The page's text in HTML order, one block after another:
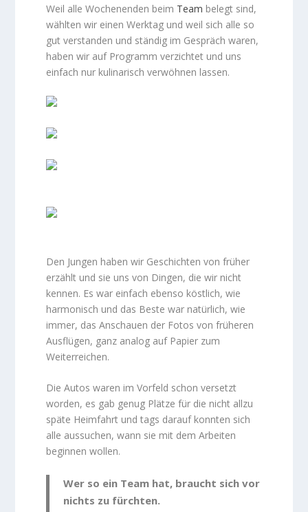
Weil alle Wochenenden beim Team belegt sind,
wählten wir einen Werktag und weil sich alle so
gut verstanden und ständig im Gespräch waren,
haben wir auf Programm verzichtet und uns
einfach nur kulinarisch verwöhnen lassen.
Den Jungen haben wir Geschichten von früher
erzählt und sie uns von Dingen, die wir nicht
kennen. Es war einfach ebenso köstlich, wie
harmonisch und das Beste war natürlich, wie
immer, das Anschauen der Fotos von früheren
Ausflügen, ganz analog auf Papier zum
Weiterreichen.
Die Autos waren im Vorfeld schon versetzt
worden, es gab genug Plätze für die nicht allzu
späte Heimfahrt und tags darauf konnten sich
alle aussuchen, wann sie mit dem Arbeiten
beginnen wollen.
Wer so ein Team hat, braucht sich vor
nichts zu fürchten.